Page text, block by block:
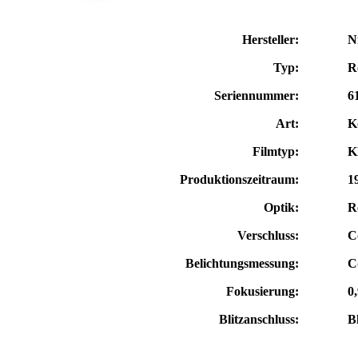
Hersteller:
Typ:
Seriennummer:
Art:
Filmtyp:
Produktionszeitraum:
Optik:
Verschluss:
Belichtungsmessung:
Fokusierung:
Blitzanschluss: